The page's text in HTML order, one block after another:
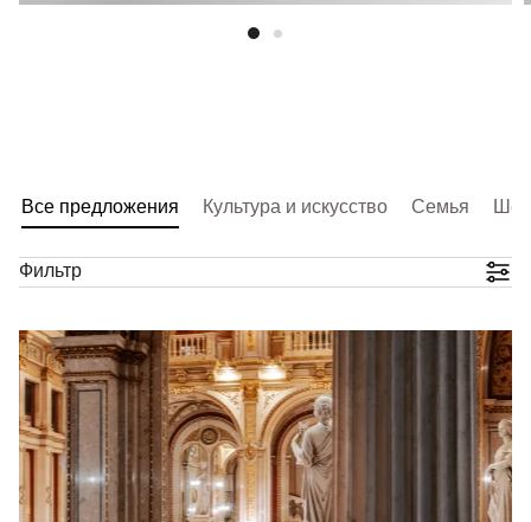
Все предложения Культура и искусство Семья
Фильтр